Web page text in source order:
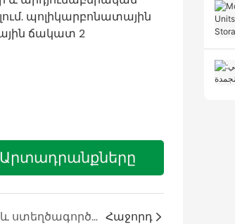
Թափանցիկ հյուսվածք և ստեղծագործական միաձուլում - պոլիկարբոնատային խոռոչ թերթի վարագույրի պատի ձևավորում Հաջորդ